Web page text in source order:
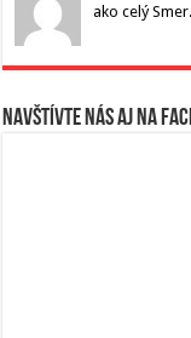
ako celý
Navštívte nás aj na